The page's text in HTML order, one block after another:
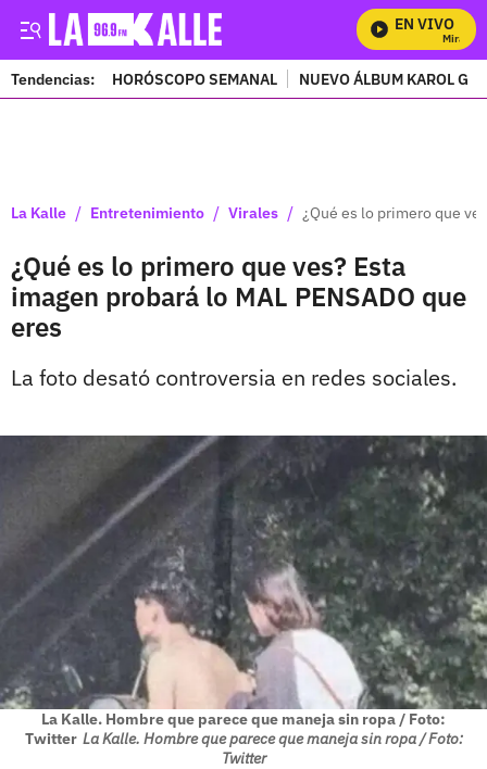
EN VIVO
Mira
Tendencias: HORÓSCOPO SEMANAL NUEVO ÁLBUM KAROL G
La Kalle / Entretenimiento / Virales / ¿Qué es lo primero que
¿Qué es lo primero que ves? Esta
imagen probará lo MAL PENSADO que
eres
La foto desató controversia en redes sociales.
La Kalle. Hombre que parece que maneja sin ropa / Foto:
Twitter La Kalle. Hombre que parece que maneja sin ropa / Foto:
Twitter